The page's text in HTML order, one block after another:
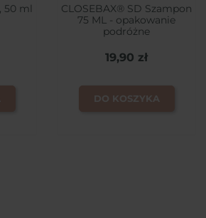
50 ml
CLOSEBAX® SD Szampon
75 ML - opakowanie
podróżne
19,90 zł
DO KOSZYKA